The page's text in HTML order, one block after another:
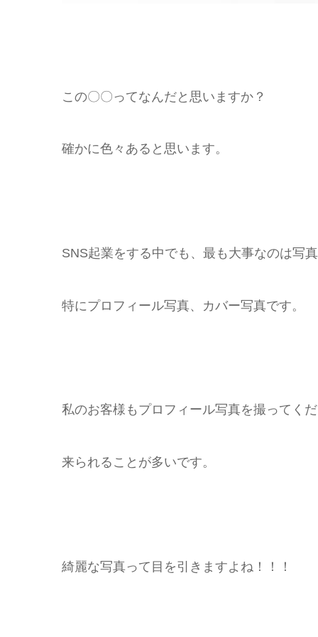
この〇〇ってなんだと思いますか？
確かに色々あると思います。
SNS起業をする中でも、最も大事なのは写
特にプロフィール写真、カバー写真です。
私のお客様もプロフィール写真を撮ってく
来られることが多いです。
綺麗な写真って目を引きますよね！！！